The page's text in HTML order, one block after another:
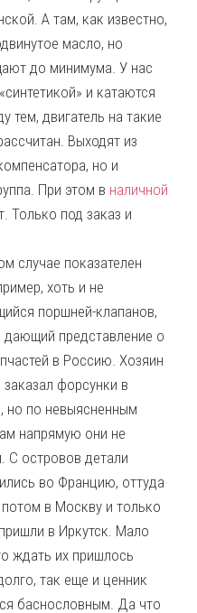
А там, как известно,
масло, но
до минимума. У нас
и катаются
тем, двигатель на такие
Выходят из
но и
При этом в наличной
Только под заказ и
случае показателен
хоть и не
поршней-клапанов,
дающий представление о
в Россию. Хозяин
заказал форсунки в
но по невыясненным
напрямую они не
С островов детали
во Францию, оттуда
в Москву и только
в Иркутск. Мало
ждать их пришлось
так еще и ценник
баснословным. Да что